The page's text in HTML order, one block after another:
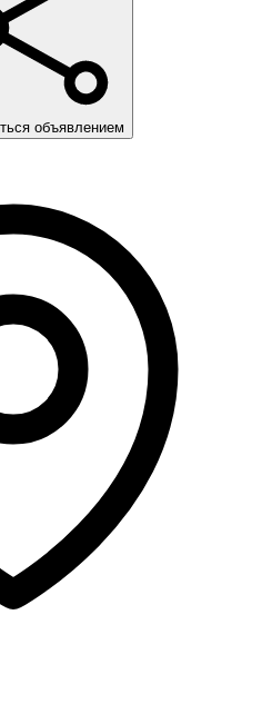
объявлением